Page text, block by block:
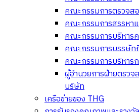
คณะกรรมการตรวจส
คณะกรรมการสรรหา
คณะกรรมการบริหาร
คณะกรรมการบรรษัท
คณะกรรมการบริหาร
ผู้อำนวยการฝ่ายตรวจ
บริษัท
เครือข่ายของ THG